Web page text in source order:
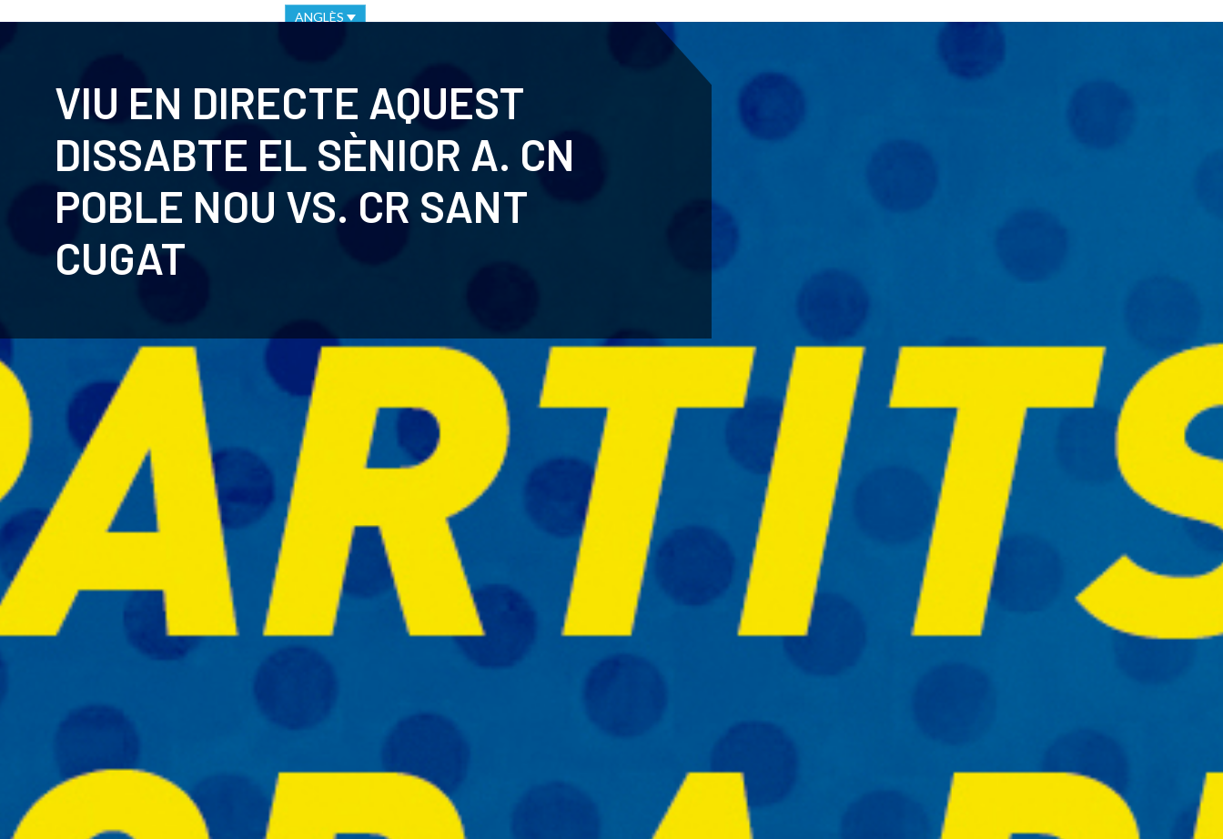
ANGLÈS
CALENDAR NEWS
VIU EN DIRECTE AQUEST
DISSABTE EL SÈNIOR A. CN
POBLE NOU VS. CR SANT
CUGAT